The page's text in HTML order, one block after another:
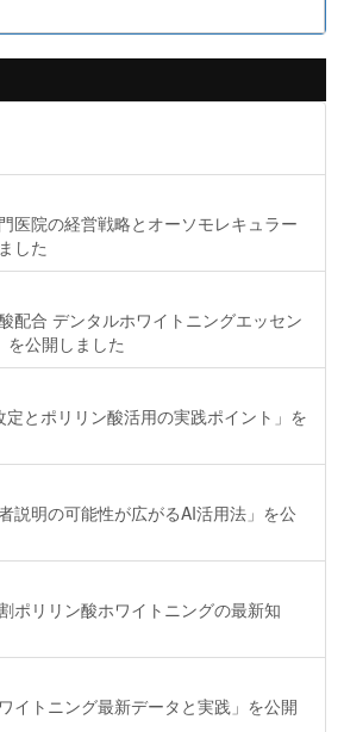
医院の経営戦略とオーソモレキュラー
した
配合 デンタルホワイトニングエッセン
を公開しました
定とポリリン酸活用の実践ポイント」を
説明の可能性が広がるAI活用法」を公
ポリリン酸ホワイトニングの最新知
イトニング最新データと実践」を公開